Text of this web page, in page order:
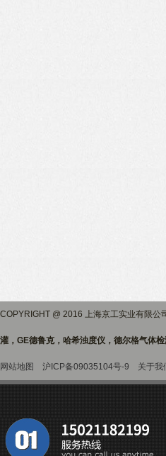
COPYRIGHT @ 2016 上海京工实业有限公
灌，GE德鲁克，哈希浊度仪，德尔格气体
网站地图 沪ICP备09035104号-9 关于我